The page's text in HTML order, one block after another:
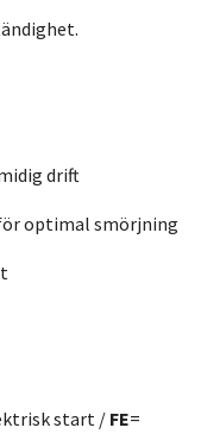
drift
optimal smörjning
start /FE=